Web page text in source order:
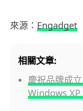
來源： Engadget
相關文章:
慶祝品牌成
Windows XP